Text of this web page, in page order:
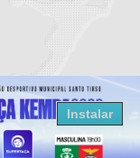
Instalar